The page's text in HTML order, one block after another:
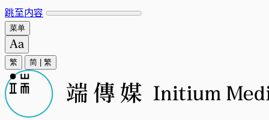
跳至内容
菜单
繁 简 繁